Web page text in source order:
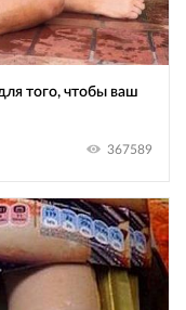
того, чтобы ваш
367589